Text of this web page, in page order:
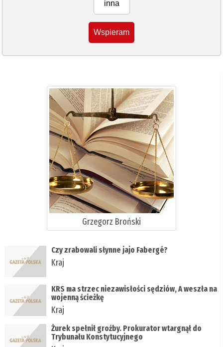
inna
Wspieram
Grzegorz Broński
Czy zrabowali słynne jajo Fabergé?
Kraj
KRS ma strzec niezawisłości sędziów, A weszła na
wojenną ścieżkę
Kraj
Żurek spełnił groźby. Prokurator wtargnął do
Trybunału Konstytucyjnego